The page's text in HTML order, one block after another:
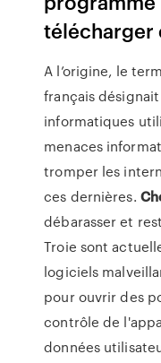
télécharger
A l’origine, le
français
informatiques
menaces
tromper les
ces dernières.
débarasser et
Troie sont
logiciels
pour ouvrir des
contrôle de
données